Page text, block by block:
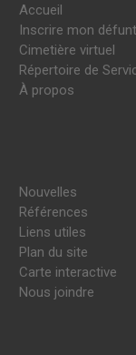
Accueil
Inscrire mon défunt
Cimetière virtuel
Répertoire de
À propos
Nouvelles
Références
Liens utiles
Plan du site
Carte interactive
Nous joindre